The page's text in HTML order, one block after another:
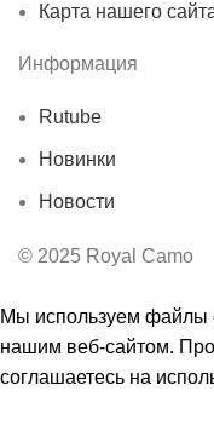
Карта нашего
Информация
Rutube
Новинки
Новости
© 2025 Royal Camo
Мы используем файлы
нашим веб-сайтом.
соглашаетесь на